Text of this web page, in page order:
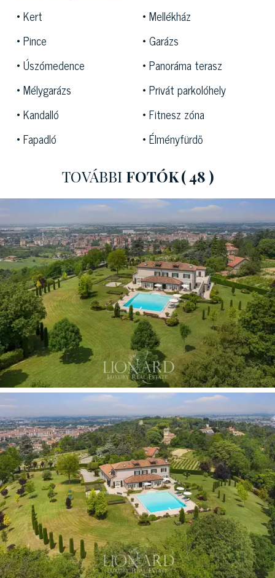
Az elbűvölően szép birtokot körülvevő közel 1 hektáros
parkban egy nagy medence is található, ideális
helyszíne a forró nyári napoknak.
Kert
Mellékház
Pince
Garázs
Úszómedence
Panoráma terasz
Mélygarázs
Privát parkolóhely
Kandalló
Fitnesz zóna
Fapadló
Élményfürdő
TOVÁBBI FOTÓK( 48 )